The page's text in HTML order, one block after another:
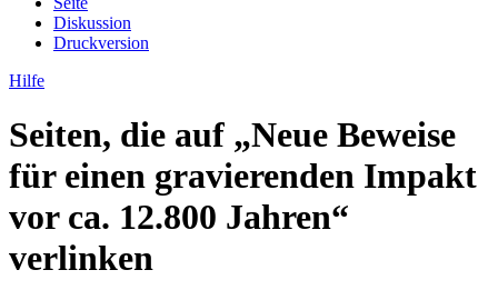
Diskussion
Druckversion
Hilfe
Seiten, die auf „Neue Beweise
für einen gravierenden Impakt
vor ca. 12.800 Jahren“
verlinken